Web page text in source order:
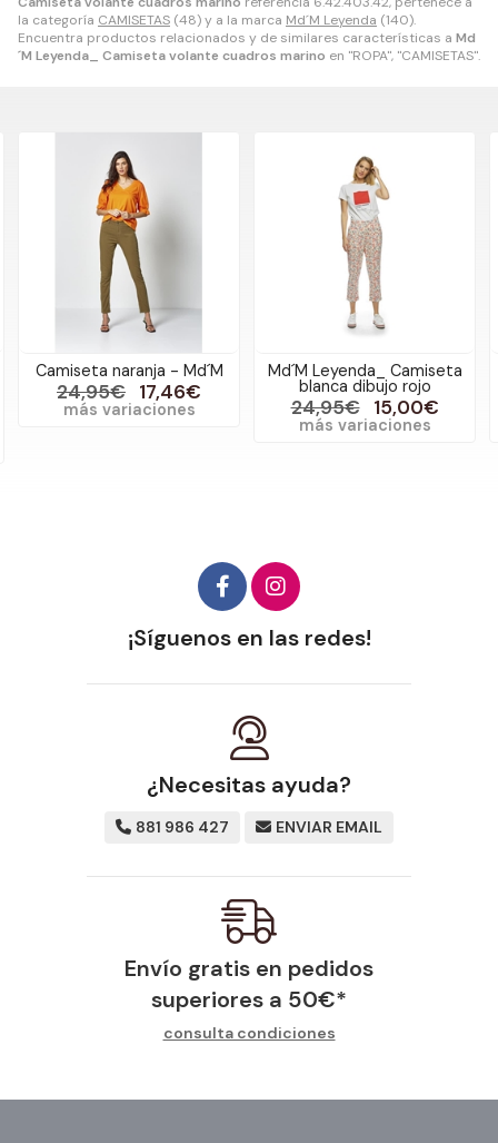
la categoría CAMISETAS (48) y a la marca Md´M Leyenda (140).
Encuentra productos relacionados y de similares características a Md
´M Leyenda_ Camiseta volante cuadros marino en "ROPA", "CAMISETAS".
- Md´M
17,46€
Md´M Leyenda_ Camiseta
blanca dibujo rojo
24,95€ 15,00€
Md´M Leyenda_
punto botones
29,95€
más
¡Síguenos en las redes!
¿Necesitas ayuda?
881 986 427 ENVIAR EMAIL
Envío gratis en pedidos
superiores a 50€*
consulta condiciones